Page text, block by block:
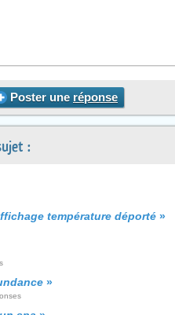
Poster une réponse
:
température déporté »
»